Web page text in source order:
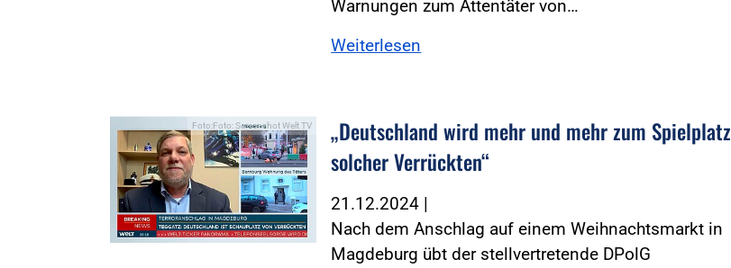
Warnungen zum Attentäter von…
Weiterlesen
Foto:Foto: Screenshot Welt TV
„Deutschland wird mehr und mehr zum Spielplatz
solcher Verrückten“
21.12.2024 |
Nach dem Anschlag auf einem Weihnachtsmarkt in
Magdeburg übt der stellvertretende DPolG